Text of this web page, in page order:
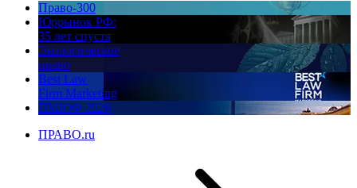
Право-300
Юррынок РФ:
35 лет спустя
Экологическое
право
Best Law
Firm Marketing
ПМЮФ 2026
ПРАВО.ru